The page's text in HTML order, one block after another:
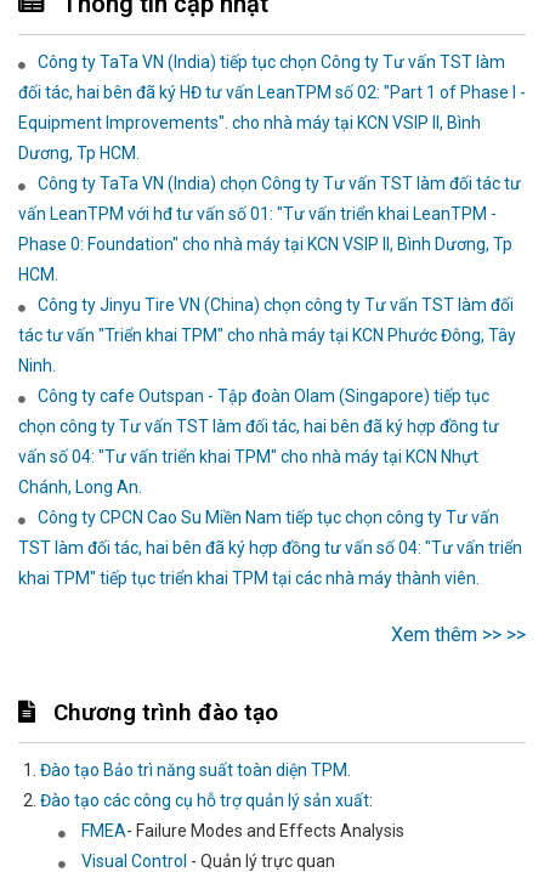
Công ty TaTa VN (India) tiếp tục chọn Công ty Tư vấn TST làm
đối tác, hai bên đã ký HĐ tư vấn LeanTPM số 02: "Part 1 of Phase I -
Equipment Improvements". cho nhà máy tại KCN VSIP II, Bình
Dương, Tp HCM.
Công ty TaTa VN (India) chọn Công ty Tư vấn TST làm đối tác tư
vấn LeanTPM với hđ tư vấn số 01: "Tư vấn triển khai LeanTPM -
Phase 0: Foundation" cho nhà máy tại KCN VSIP II, Bình Dương, Tp
HCM.
Công ty Jinyu Tire VN (China) chọn công ty Tư vấn TST làm đối
tác tư vấn "Triển khai TPM" cho nhà máy tại KCN Phước Đông, Tây
Ninh.
Công ty cafe Outspan - Tập đoàn Olam (Singapore) tiếp tục
chọn công ty Tư vấn TST làm đối tác, hai bên đã ký hợp đồng tư
vấn số 04: "Tư vấn triển khai TPM" cho nhà máy tại KCN Nhựt
Chánh, Long An.
Công ty CPCN Cao Su Miền Nam tiếp tục chọn công ty Tư vấn
TST làm đối tác, hai bên đã ký hợp đồng tư vấn số 04: "Tư vấn triển
khai TPM" tiếp tục triển khai TPM tại các nhà máy thành viên.
Xem thêm >> >>
Chương trình đào tạo
Đào tạo Bảo trì năng suất toàn diện TPM
Đào tạo các công cụ hỗ trợ quản lý sản xuất:
FMEA- Failure Modes and Effects Analysis
Visual Control - Quản lý trực quan